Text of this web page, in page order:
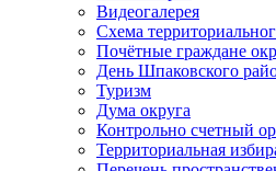
Видеогалерея
Схема
Почётные граждане
День Шпаковского
Туризм
Дума округа
Контрольно счетный
Территориальная